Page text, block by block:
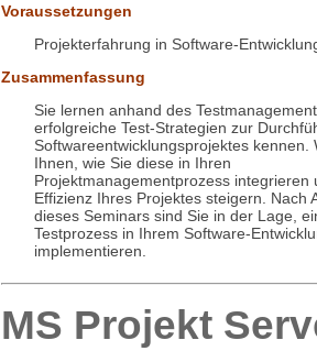
Voraussetzungen
Projekterfahrung in Software-
Zusammenfassung
Sie lernen anhand des
erfolgreiche Test-Strategien zur
Softwareentwicklungsprojektes kennen.
Ihnen, wie Sie diese in Ihren
Projektmanagementprozess integrieren
Effizienz Ihres Projektes steigern. Nach
dieses Seminars sind Sie in der Lage,
Testprozess in Ihrem Software-
implementieren.
MS Projekt